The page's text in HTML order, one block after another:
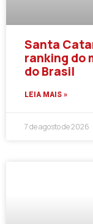
Santa
ranking do
do Brasil
LEIA MAIS »
7 de agosto de 2026